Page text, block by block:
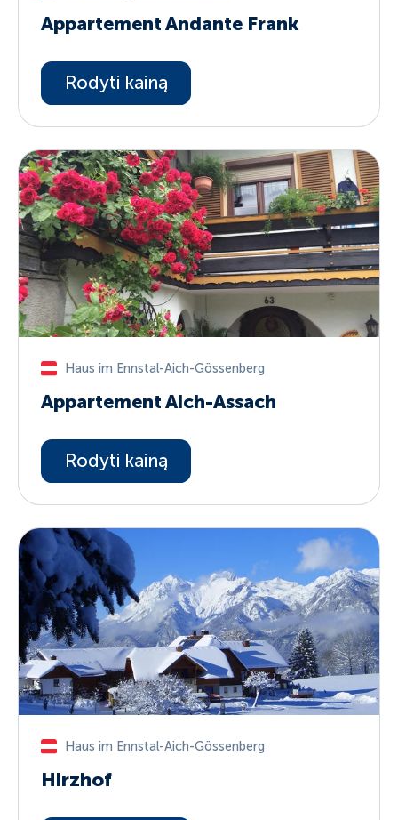
Appartement Andante Frank
Rodyti kainą
Haus im Ennstal-Aich-Gössenberg
Appartement Aich-Assach
Rodyti kainą
Haus im Ennstal-Aich-Gössenberg
Hirzhof